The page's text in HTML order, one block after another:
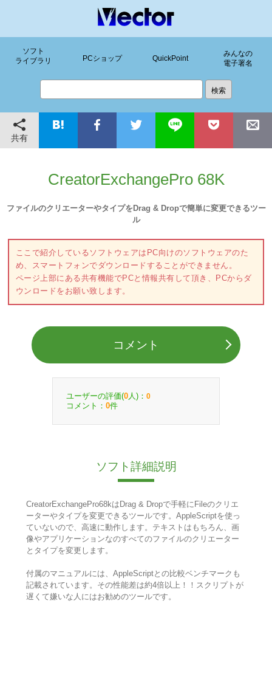
ソフト
ライブラリ
PCショップ QuickPoint
みんなの
電子署名
共有
CreatorExchangePro 68K
ファイルのクリエーターやタイプをDrag & Dropで簡単に変更できるツー
ル
ここで紹介しているソフトウェアはPC向けのソフトウェアのた
め、スマートフォンでダウンロードすることができません。
ページ上部にある共有機能でPCと情報共有して頂き、PCからダ
ウンロードをお願い致します。
コメント
ユーザーの評価(0 人)： 0
コメント： 0件
ソフト詳細説明
CreatorExchangePro68kはDrag & Dropで手軽にFileのクリエ
ーターやタイプを変更できるツールです。AppleScriptを使っ
ていないので、高速に動作します。テキストはもちろん、画
像やアプリケーションなのすべてのファイルのクリエーター
とタイプを変更します。
付属のマニュアルには、AppleScriptとの比較ベンチマークも
記載されています。その性能差は約4倍以上！！スクリプトが
遅くて嫌いな人にはお勧めのツールです。